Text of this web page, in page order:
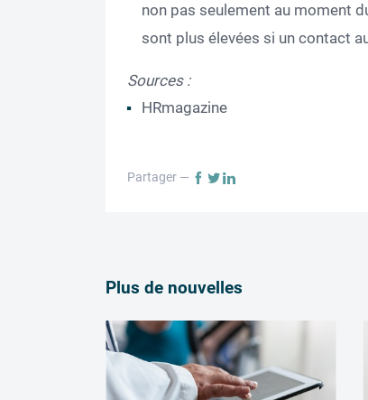
non pas seulement au moment
sont plus élevées si un contact
Sources :
HRmagazine
Partager —
Plus de nouvelles